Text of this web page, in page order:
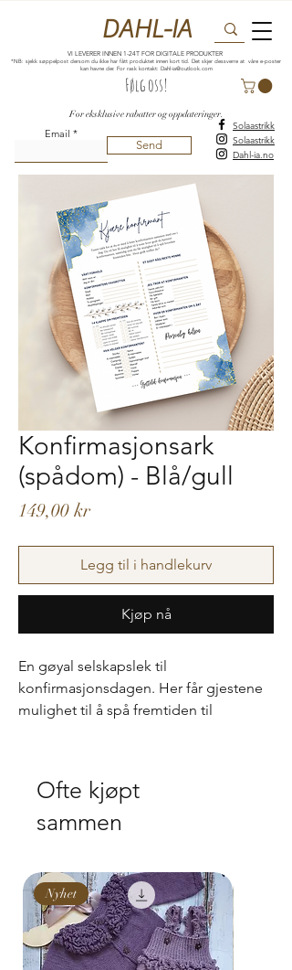
VI LEVERER INNEN 1-24T FOR DIGITALE PRODUKTER
*NB: sjekk søppelpost dersom du ikke har fått produktet innen kort tid. Det skjer dessverre at våre e-poster
kan havne der. For rask kontakt: Dahl-ia@outlook.com
DAHL-IA
For eksklusive rabatter og oppdateringer.
Følg oss!
Email
Send
Solaastrikk
Solaastrikk
Dahl-ia.no
Konfirmasjonsark
(spådom) - Blå/gull
149,00 krPris
Legg til i handlekurv
Kjøp nå
En gøyal selskapslek til
konfirmasjonsdagen. Her får gjestene
mulighet til å spå fremtiden til
eller senere. Hvem får flest riktig?
Ofte kjøpt
sammen
Nyhet